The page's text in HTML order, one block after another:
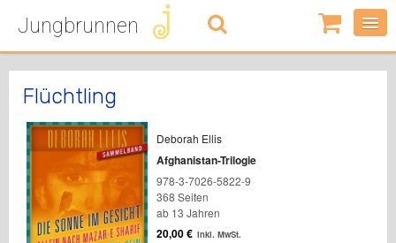
Jungbrunnen
0
Artikel
-
Flüchtling
Deborah Ellis
Afghanistan-Trilogie
978-3-7026-5822-9
368 Seiten
ab 13 Jahren
20,00€ inkl. MwSt.